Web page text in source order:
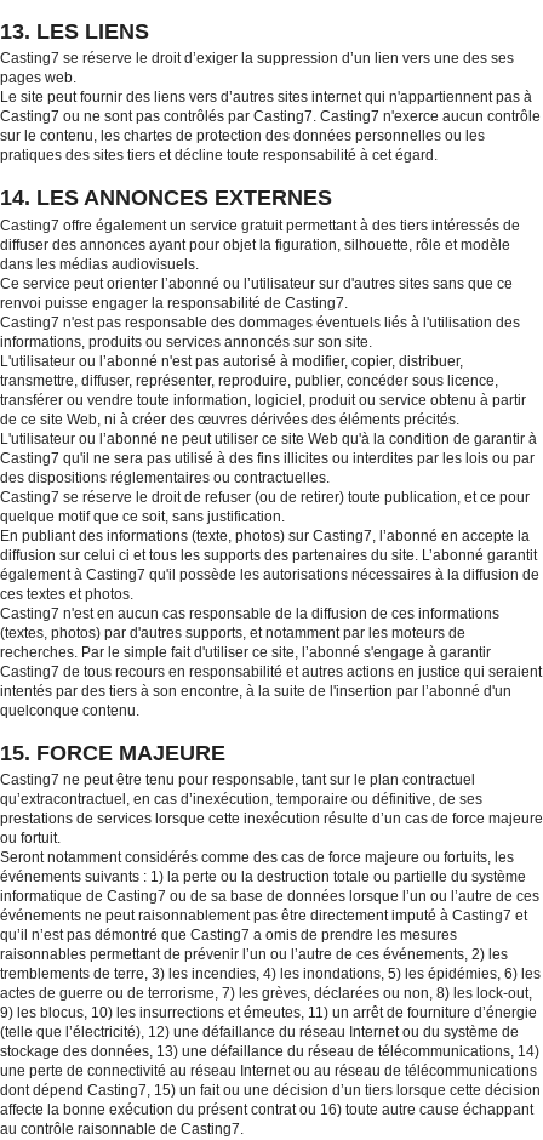
13. LES LIENS
Casting7 se réserve le droit d’exiger la suppression d’un lien vers une des ses
pages web.
Le site peut fournir des liens vers d’autres sites internet qui n'appartiennent pas à
Casting7 ou ne sont pas contrôlés par Casting7. Casting7 n'exerce aucun contrôle
sur le contenu, les chartes de protection des données personnelles ou les
pratiques des sites tiers et décline toute responsabilité à cet égard.
14. LES ANNONCES EXTERNES
Casting7 offre également un service gratuit permettant à des tiers intéressés de
diffuser des annonces ayant pour objet la figuration, silhouette, rôle et modèle
dans les médias audiovisuels.
Ce service peut orienter l’abonné ou l’utilisateur sur d'autres sites sans que ce
renvoi puisse engager la responsabilité de Casting7.
Casting7 n'est pas responsable des dommages éventuels liés à l'utilisation des
informations, produits ou services annoncés sur son site.
L'utilisateur ou l’abonné n'est pas autorisé à modifier, copier, distribuer,
transmettre, diffuser, représenter, reproduire, publier, concéder sous licence,
transférer ou vendre toute information, logiciel, produit ou service obtenu à partir
de ce site Web, ni à créer des œuvres dérivées des éléments précités.
L'utilisateur ou l’abonné ne peut utiliser ce site Web qu'à la condition de garantir à
Casting7 qu'il ne sera pas utilisé à des fins illicites ou interdites par les lois ou par
des dispositions réglementaires ou contractuelles.
Casting7 se réserve le droit de refuser (ou de retirer) toute publication, et ce pour
quelque motif que ce soit, sans justification.
En publiant des informations (texte, photos) sur Casting7, l’abonné en accepte la
diffusion sur celui ci et tous les supports des partenaires du site. L’abonné garantit
également à Casting7 qu'il possède les autorisations nécessaires à la diffusion de
ces textes et photos.
Casting7 n'est en aucun cas responsable de la diffusion de ces informations
(textes, photos) par d'autres supports, et notamment par les moteurs de
recherches. Par le simple fait d'utiliser ce site, l’abonné s'engage à garantir
Casting7 de tous recours en responsabilité et autres actions en justice qui seraient
intentés par des tiers à son encontre, à la suite de l'insertion par l’abonné d'un
quelconque contenu.
15. FORCE MAJEURE
Casting7 ne peut être tenu pour responsable, tant sur le plan contractuel
qu’extracontractuel, en cas d’inexécution, temporaire ou définitive, de ses
prestations de services lorsque cette inexécution résulte d’un cas de force majeure
ou fortuit.
Seront notamment considérés comme des cas de force majeure ou fortuits, les
événements suivants : 1) la perte ou la destruction totale ou partielle du système
informatique de Casting7 ou de sa base de données lorsque l’un ou l’autre de ces
événements ne peut raisonnablement pas être directement imputé à Casting7 et
qu’il n’est pas démontré que Casting7 a omis de prendre les mesures
raisonnables permettant de prévenir l’un ou l’autre de ces événements, 2) les
tremblements de terre, 3) les incendies, 4) les inondations, 5) les épidémies, 6) les
actes de guerre ou de terrorisme, 7) les grèves, déclarées ou non, 8) les lock-out,
9) les blocus, 10) les insurrections et émeutes, 11) un arrêt de fourniture d’énergie
(telle que l’électricité), 12) une défaillance du réseau Internet ou du système de
stockage des données, 13) une défaillance du réseau de télécommunications, 14)
une perte de connectivité au réseau Internet ou au réseau de télécommunications
dont dépend Casting7, 15) un fait ou une décision d’un tiers lorsque cette décision
affecte la bonne exécution du présent contrat ou 16) toute autre cause échappant
au contrôle raisonnable de Casting7.